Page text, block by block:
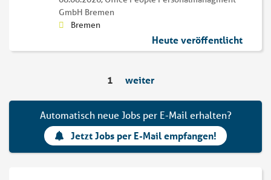
GmbH Bremen
Bremen
Heute veröffentlicht
1 weiter
Automatisch neue Jobs per E-Mail erhalten?
Jetzt Jobs per E-Mail empfangen!